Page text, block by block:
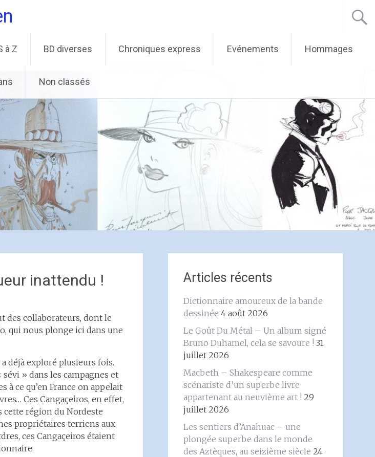
à Z BD diverses Chroniques express Evénements Hommages
Non classés
inattendu !
des collaborateurs, dont le
qui nous plonge ici dans une
déjà exploré plusieurs fois.
» dans les campagnes et
ce qu’en France on appelait
Ces Cangaçeiros, en effet,
cette région du Nordeste
propriétaires terriens aux
ces Cangaçeiros étaient
Articles récents
Dictionnaire amoureux de la bande
dessinée 4 août 2026
Le Goût Du Métal – Un album signé
Bruno Duhamel, cela se savoure ! 31
juillet 2026
Macbeth – Shakespeare comme
scénariste d’un superbe livre
appartenant au neuvième art ! 29
juillet 2026
Les sentiers d’Anahuac – une
plongée superbe dans le monde
des Aztèques, au seizième siècle 24